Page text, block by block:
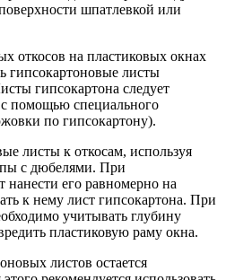
шпатлевкой или
откосов на пластиковых окнах
гипсокартоновые листы
гипсокартона следует
с помощью специального
по гипсокартону).
листы к откосам, используя
с дюбелями. При
нанести его равномерно на
к нему лист гипсокартона. При
учитывать глубину
пластиковую раму окна.
листов остается